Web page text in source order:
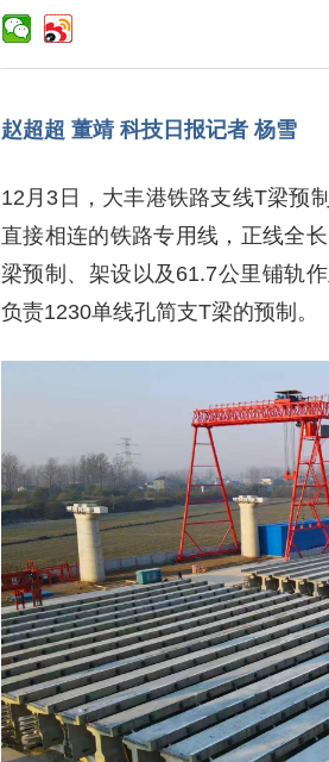
赵超超 董靖 科技日报记者 杨雪
12月3日，大丰港铁路支线T梁预
直接相连的铁路专用线，正线全
梁预制、架设以及61.7公里铺轨
负责1230单线孔简支T梁的预制。